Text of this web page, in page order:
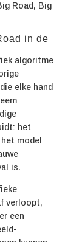
Road, Big
in de
algoritme
elke hand
het
model
is.
verloopt,
een